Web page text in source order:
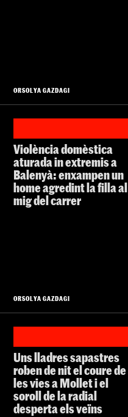
ORSOLYA GAZDAGI
Violència domèstica
aturada in extremis a
Balenyà: enxampen un
home agredint la filla al
mig del carrer
ORSOLYA GAZDAGI
Uns lladres sapastres
roben de nit el coure de
les vies a Mollet i el
soroll de la radial
desperta els veïns